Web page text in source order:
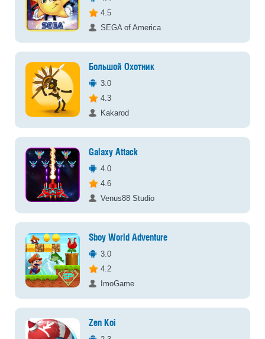
4.5
SEGA of America
Большой Охотник
3.0
4.3
Kakarod
Galaxy Attack
4.0
4.6
Venus88 Studio
Sboy World Adventure
3.0
4.2
ImoGame
Zen Koi